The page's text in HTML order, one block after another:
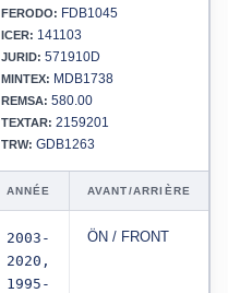
FERODO: FDB1045
ICER: 141103
JURID: 571910D
MINTEX: MDB1738
REMSA: 580.00
TEXTAR: 2159201
TRW: GDB1263
ANNÉE AVANT/ARRIÈRE
2003-
2020,
1995-
ÖN / FRONT